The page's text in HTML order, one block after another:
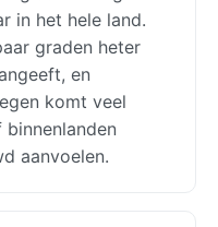
in het hele land.
graden heter
en
komt veel
aanvoelen.